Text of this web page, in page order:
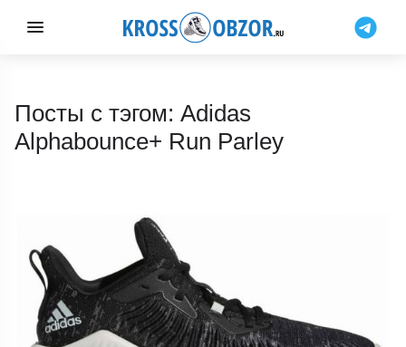
Посты с тэгом: Adidas
Alphabounce+ Run Parley